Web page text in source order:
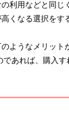
利用などと同じ
くなる選択をす
ようなメリッ
あれば、購入す